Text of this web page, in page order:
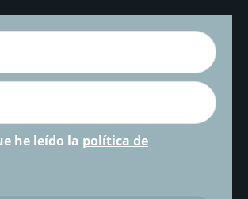
he leído la política de